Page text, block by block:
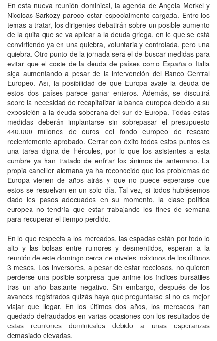
En esta nueva reunión dominical, la agenda de Angela Merkel y
Nicolsas Sarkozy parece estar especialmente cargada. Entre los
temas a tratar, los dirigentes debatirán sobre un posible aumento
de la quita que se va aplicar a la deuda griega, en lo que se está
convirtiendo ya en una quiebra, voluntaria y controlada, pero una
quiebra. Otro punto de la jornada será el de buscar medidas para
evitar que el coste de la deuda de países como España o Italia
siga aumentando a pesar de la intervención del Banco Central
Europeo. Así, la posibilidad de que Europa avale la deuda de
estos dos países parece ganar enteros. Además, se discutirá
sobre la necesidad de recapitalizar la banca europea debido a su
exposición a la deuda soberana del sur de Europa. Todas estas
medidas deberán implantarse sin sobrepasar el presupuesto
440.000 millones de euros del fondo europeo de rescate
recientemente aprobado. Cerrar con éxito todos estos puntos es
una tarea digna de Hércules, por lo que los asistentes a esta
cumbre ya han tratado de enfriar los ánimos de antemano. La
propia canciller alemana ya ha reconocido que los problemas de
Europa vienen de años atrás y que no puede esperarse que
estos se resuelvan en un solo día. Tal vez, si todos hubiésemos
dado los pasos adecuados en su momento, la clase política
europea no tendría que estar trabajando los fines de semana
para recuperar el tiempo perdido.
En lo que respecta a los mercados, las espadas están por todo lo
alto y las bolsas entre rumores y desmentidos, esperan a la
reunión de este domingo cerca de niveles máximos de los últimos
3 meses. Los inversores, a pesar de estar recelosos, no quieren
perderse una posible sorpresa que anime los índices bursátiles
tras un año bastante negativo. Sin embargo, después de los
avances registrados quizás haya que preguntarse si no es mejor
viajar que llegar. En los últimos dos años, los mercados han
quedado defraudados en varias ocasiones con los resultados de
estas reuniones dominicales debido a unas esperanzas
demasiado elevadas.